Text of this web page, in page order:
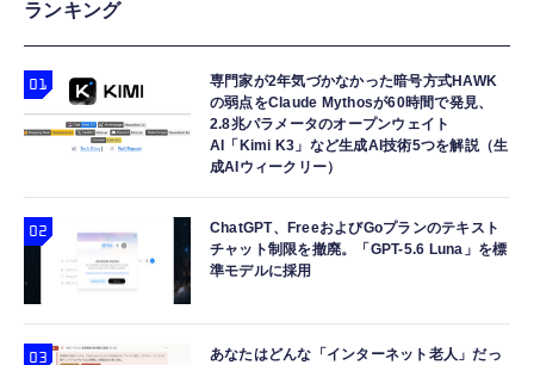
ランキング
専門家が2年気づかなかった暗号方式HAWK
の弱点をClaude Mythosが60時間で発見、
2.8兆パラメータのオープンウェイト
AI「Kimi K3」など生成AI技術5つを解説（生
成AIウィークリー）
ChatGPT、FreeおよびGoプランのテキスト
チャット制限を撤廃。「GPT-5.6 Luna」を標
準モデルに採用
あなたはどんな「インターネット老人」だっ